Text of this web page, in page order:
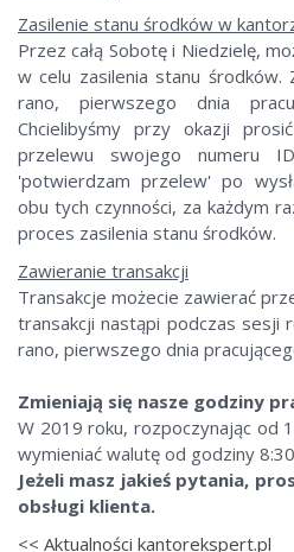
Zasilenie stanu środków w
Przez całą Sobotę i Niedzielę,
w celu zasilenia stanu środków.
rano, pierwszego dnia
Chcielibyśmy przy okazji
przelewu swojego numeru
'potwierdzam przelew' po
obu tych czynności, za każdym
proces zasilenia stanu środków.
Zawieranie transakcji
Transakcje możecie zawierać
transakcji nastąpi podczas sesji
rano, pierwszego dnia
Zmieniają się nasze godziny
W 2019 roku, rozpoczynając od
wymieniać walutę od godziny
Jeżeli masz jakieś pytania,
obsługi klienta.
<< Aktualności kantorekspert.pl